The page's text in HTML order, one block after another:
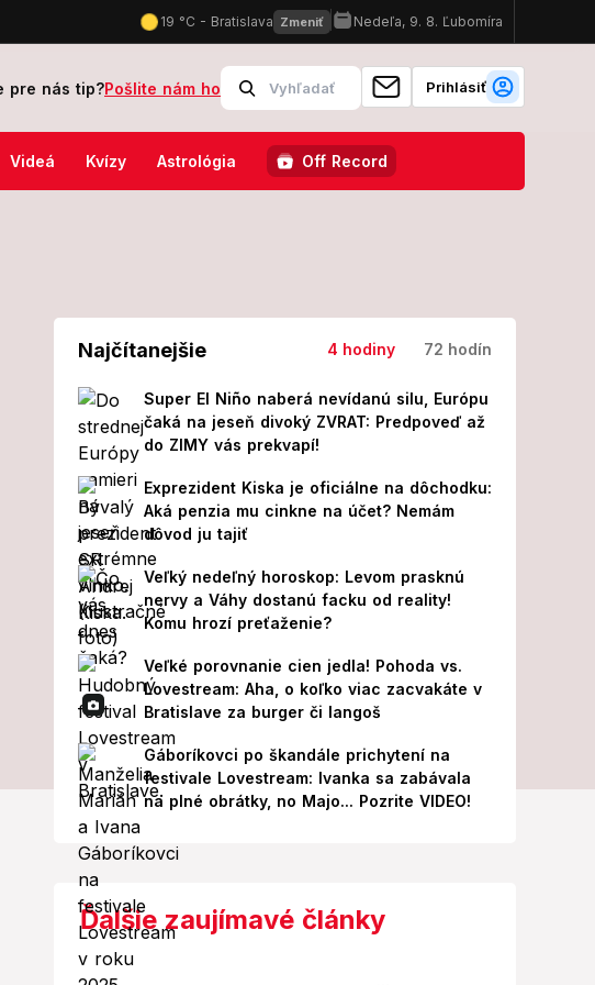
Krutá choroba sa šíri ďalej, opísal nepredstaviteľnú bolesť! Priznanie
pre nás tip?Pošlite nám ho Prihlásiť
Videá Kvízy Astrológia Off Record
je
Najčítanejšie 4 hodiny 72 hodín
Super El Niño naberá nevídanú silu, Európu
čaká na jeseň divoký ZVRAT: Predpoveď až
do ZIMY vás prekvapí!
Exprezident Kiska je oficiálne na dôchodku:
Aká penzia mu cinkne na účet? Nemám
dôvod ju tajiť
Veľký nedeľný horoskop: Levom prasknú
nervy a Váhy dostanú facku od reality!
Komu hrozí preťaženie?
Veľké porovnanie cien jedla! Pohoda vs.
Lovestream: Aha, o koľko viac zacvakáte v
Bratislave za burger či langoš
Gáboríkovci po škandále prichytení na
festivale Lovestream: Ivanka sa zabávala
na plné obrátky, no Majo... Pozrite VIDEO!
Ďalšie zaujímavé články